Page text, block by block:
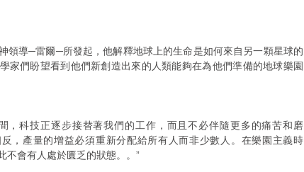
領導─雷爾─所發起，他解釋地球上的生命是如何來自另一顆星球的
家們盼望看到他們新創造出來的人類能夠在為他們準備的地球樂園
，科技正逐步接替著我們的工作，而且不必伴隨更多的痛苦和磨
，產量的增益必須重新分配給所有人而非少數人。在樂園主義時
不會有人處於匱乏的狀態。。”